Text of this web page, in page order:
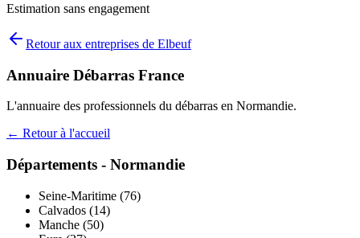
Estimation sans engagement
Retour aux entreprises de Elbeuf
Annuaire Débarras France
L'annuaire des professionnels du débarras en Normandie.
← Retour à l'accueil
Départements - Normandie
Seine-Maritime (76)
Calvados (14)
Manche (50)